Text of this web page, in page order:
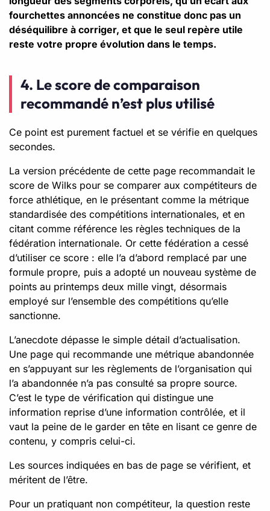
fourchettes annoncées ne constitue donc pas un
déséquilibre à corriger, et que le seul repère utile
reste votre propre évolution dans le temps.
4. Le score de comparaison
recommandé n’est plus utilisé
Ce point est purement factuel et se vérifie en quelques
secondes.
La version précédente de cette page recommandait le
score de Wilks pour se comparer aux compétiteurs de
force athlétique, en le présentant comme la métrique
standardisée des compétitions internationales, et en
citant comme référence les règles techniques de la
fédération internationale. Or cette fédération a cessé
d’utiliser ce score : elle l’a d’abord remplacé par une
formule propre, puis a adopté un nouveau système de
points au printemps deux mille vingt, désormais
employé sur l’ensemble des compétitions qu’elle
sanctionne.
L’anecdote dépasse le simple détail d’actualisation.
Une page qui recommande une métrique abandonnée
en s’appuyant sur les règlements de l’organisation qui
l’a abandonnée n’a pas consulté sa propre source.
C’est le type de vérification qui distingue une
information reprise d’une information contrôlée, et il
vaut la peine de le garder en tête en lisant ce genre de
contenu, y compris celui-ci.
Les sources indiquées en bas de page se vérifient, et
méritent de l’être.
Pour un pratiquant non compétiteur, la question reste